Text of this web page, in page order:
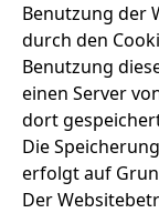
Benutzung der
durch den
Benutzung
einen Server
dort
Die
erfolgt auf
Der